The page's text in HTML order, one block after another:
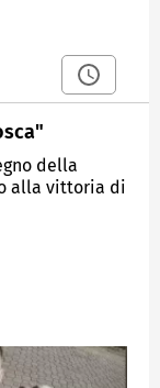
della
alla vittoria di